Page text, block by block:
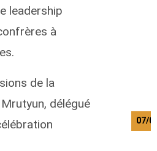
leadership
à
de la
délégué
07/